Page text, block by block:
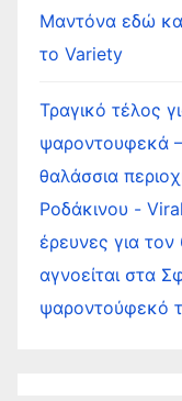
Μαντόνα εδώ
το Variety
Τραγικό τέλος
ψαροντουφεκά
θαλάσσια
Ροδάκινου -
έρευνες για
αγνοείται στα
ψαροντούφεκό